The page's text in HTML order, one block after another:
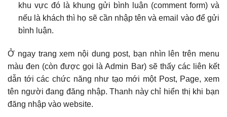
khu vực đó là khung gửi bình luận (comment form) và
nếu là khách thì họ sẽ cần nhập tên và email vào để gửi
bình luận.
Ở ngay trang xem nội dung post, bạn nhìn lên trên menu
màu đen (còn được gọi là Admin Bar) sẽ thấy các liên kết
dẫn tới các chức năng như tạo mới một Post, Page, xem
tên người đang đăng nhập. Thanh này chỉ hiển thị khi bạn
đăng nhập vào website.